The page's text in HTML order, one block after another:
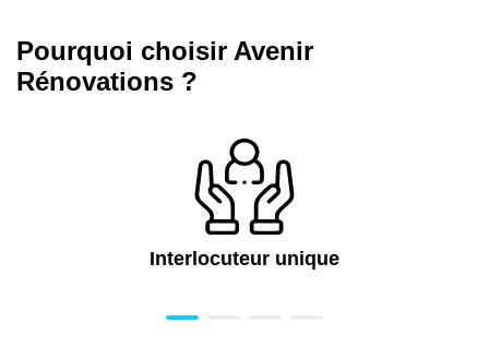
Pourquoi choisir Avenir
Rénovations ?
Interlocuteur unique